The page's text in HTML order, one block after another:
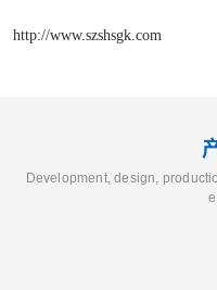
http://www.szshsgk.com
Development, design,